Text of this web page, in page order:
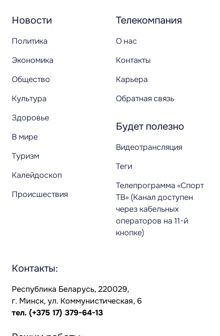
Новости
Политика
Экономика
Общество
Культура
Здоровье
В мире
Туризм
Калейдоскоп
Происшествия
Телекомпания
О нас
Контакты
Карьера
Обратная связь
Будет полезно
Видеотрансляция
Теги
Телепрограмма «Спорт
ТВ» (Канал доступен
через кабельных
операторов на 11-й
кнопке)
Контакты:
Республика Беларусь, 220029,
г. Минск, ул. Коммунистическая, 6
тел. (+375 17) 379-64-13